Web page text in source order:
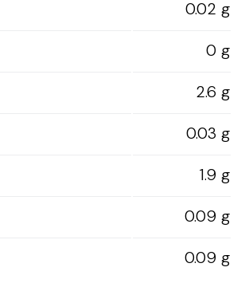
0.02 g
0 g
2.6 g
0.03 g
1.9 g
0.09 g
0.09 g